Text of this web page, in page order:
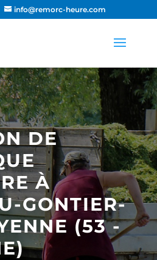
info@remorc-heure.com
DE
À
GONTIER-
(53 -